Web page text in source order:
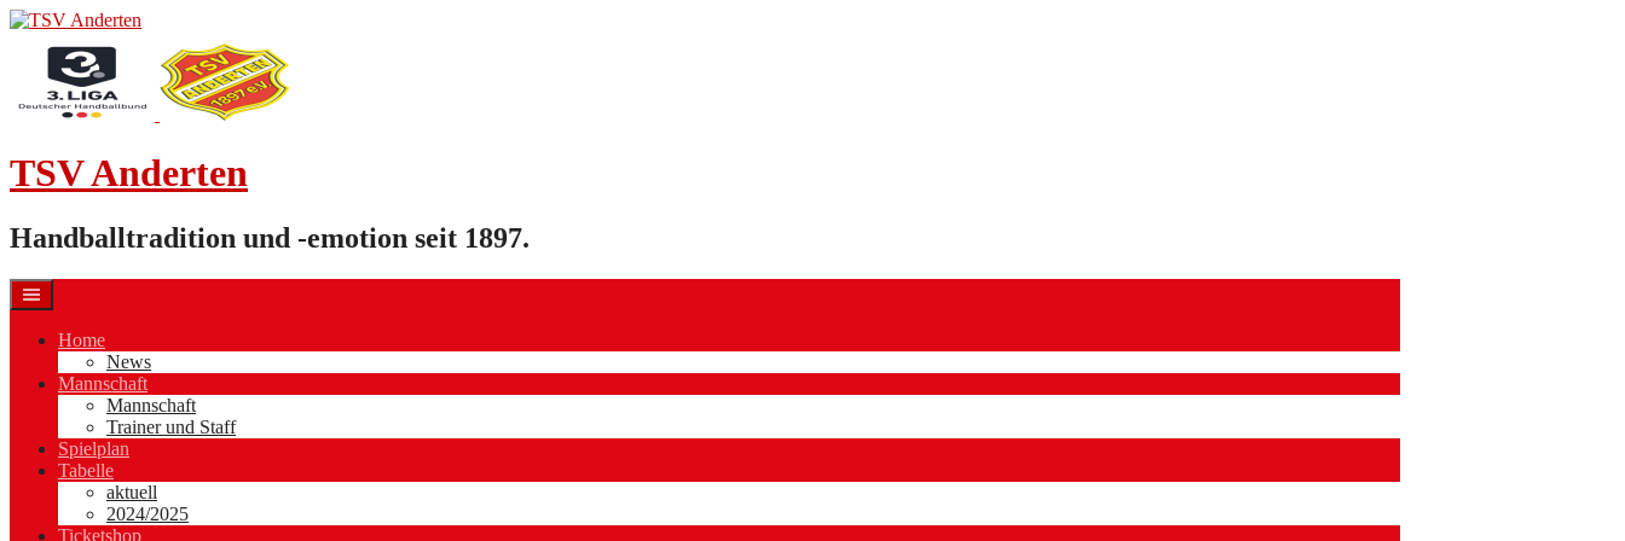
Skip
TSV Anderten
Handballtradition und -emotion seit 1897.
Home
News
Mannschaft
Mannschaft
Trainer und Staff
Spielplan
Tabelle
aktuell
2024/2025
Ticketshop